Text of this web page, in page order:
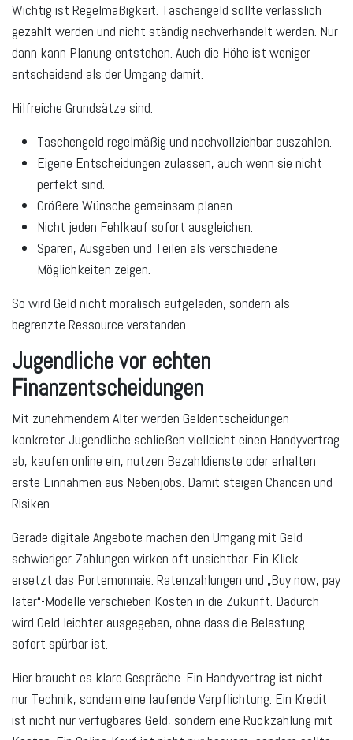
Wichtig ist Regelmäßigkeit. Taschengeld sollte verlässlich
gezahlt werden und nicht ständig nachverhandelt werden. Nur
dann kann Planung entstehen. Auch die Höhe ist weniger
entscheidend als der Umgang damit.
Hilfreiche Grundsätze sind:
Taschengeld regelmäßig und nachvollziehbar auszahlen.
Eigene Entscheidungen zulassen, auch wenn sie nicht
perfekt sind.
Größere Wünsche gemeinsam planen.
Nicht jeden Fehlkauf sofort ausgleichen.
Sparen, Ausgeben und Teilen als verschiedene
Möglichkeiten zeigen.
So wird Geld nicht moralisch aufgeladen, sondern als
begrenzte Ressource verstanden.
Jugendliche vor echten
Finanzentscheidungen
Mit zunehmendem Alter werden Geldentscheidungen
konkreter. Jugendliche schließen vielleicht einen Handyvertrag
ab, kaufen online ein, nutzen Bezahldienste oder erhalten
erste Einnahmen aus Nebenjobs. Damit steigen Chancen und
Risiken.
Gerade digitale Angebote machen den Umgang mit Geld
schwieriger. Zahlungen wirken oft unsichtbar. Ein Klick
ersetzt das Portemonnaie. Ratenzahlungen und „Buy now, pay
later“-Modelle verschieben Kosten in die Zukunft. Dadurch
wird Geld leichter ausgegeben, ohne dass die Belastung
sofort spürbar ist.
Hier braucht es klare Gespräche. Ein Handyvertrag ist nicht
nur Technik, sondern eine laufende Verpflichtung. Ein Kredit
ist nicht nur verfügbares Geld, sondern eine Rückzahlung mit